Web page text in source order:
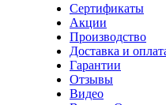
Сертификаты
Акции
Производство
Доставка и
Гарантии
Отзывы
Видео